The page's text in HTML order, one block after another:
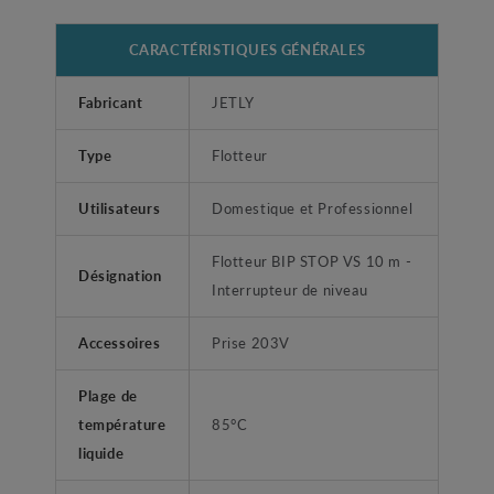
CARACTÉRISTIQUES GÉNÉRALES
Fabricant JETLY
Type Flotteur
Utilisateurs Domestique et Professionnel
Désignation
Flotteur BIP STOP VS 10 m -
Interrupteur de niveau
Accessoires Prise 203V
Plage de
température
liquide
85°C